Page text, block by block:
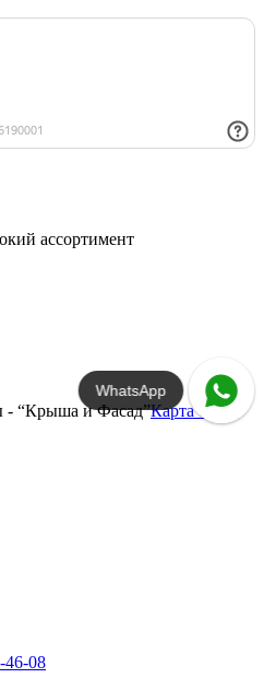
ассортимент
- “Крыша и Фасад”Карта сайта
46-08
WhatsApp